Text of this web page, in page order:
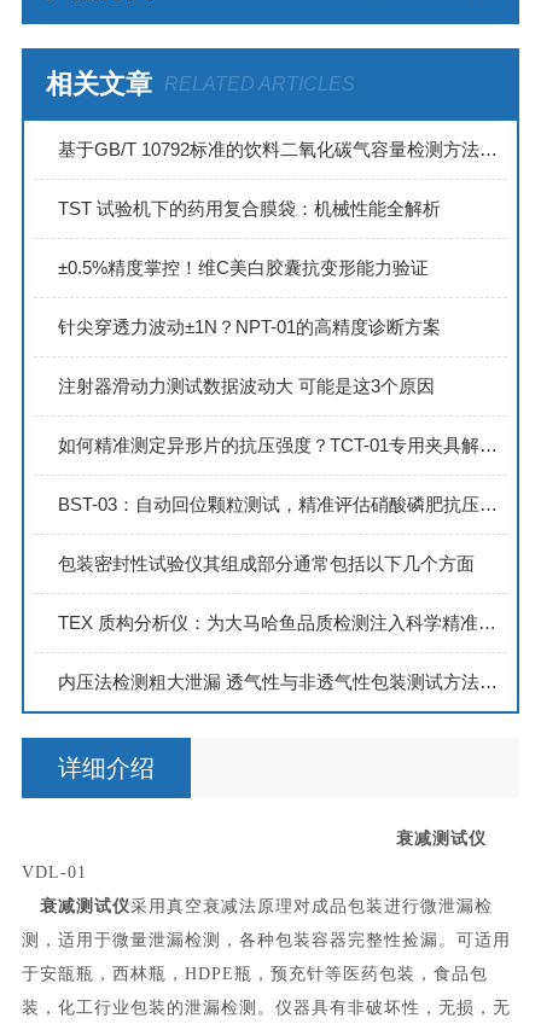
相关文章 RELATED ARTICLES
基于GB/T 10792标准的饮料二氧化碳气容量检测方法与解决方案
TST 试验机下的药用复合膜袋：机械性能全解析
±0.5%精度掌控！维C美白胶囊抗变形能力验证
针尖穿透力波动±1N？NPT-01的高精度诊断方案
注射器滑动力测试数据波动大 可能是这3个原因
如何精准测定异形片的抗压强度？TCT-01专用夹具解决方案
BST-03：自动回位颗粒测试，精准评估硝酸磷肥抗压碎力
包装密封性试验仪其组成部分通常包括以下几个方面
TEX 质构分析仪：为大马哈鱼品质检测注入科学精准力量
内压法检测粗大泄漏 透气性与非透气性包装测试方法详解
详细介绍
衰减测试仪
VDL-01
衰减测试仪采用真空衰减法原理对成品包装进行微泄漏检
测，适用于微量泄漏检测，各种包装容器完整性捡漏。可适用
于安瓿瓶，西林瓶， HDPE瓶，预充针等医药包装，食品包
装，化工行业包装的泄漏检测。仪器具有非破坏性，无损，无